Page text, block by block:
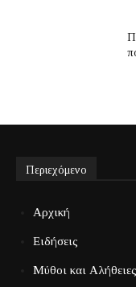
Περιεχόμενο
Αρχική
Ειδήσεις
Μύθοι και Αλήθειες